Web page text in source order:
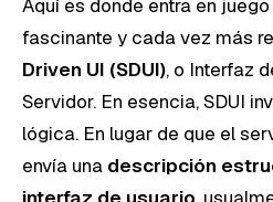
Aquí es donde entra en
fascinante y cada vez más
Driven UI (SDUI), o Interfaz
Servidor. En esencia, SDUI
lógica. En lugar de que el
envía una descripción
interfaz de usuario,